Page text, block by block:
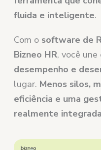
fluida e inteligente.
Com o software de
Bizneo HR, você une
desempenho e
lugar. Menos silos,
eficiência e uma
realmente